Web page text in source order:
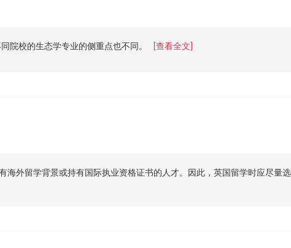
院校的生态学专业的侧重点也不同。 [查看全文]
海外留学背景或持有国际执业资格证书的人才。因此，英国留学时应尽量